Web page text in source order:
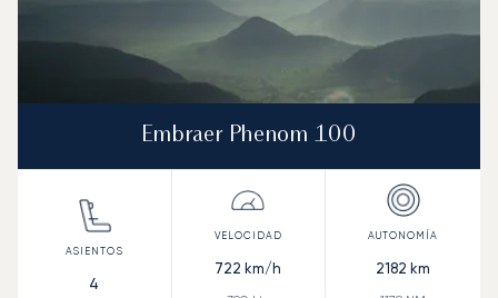
Embraer Phenom 100
4
722 km/h 2182 km